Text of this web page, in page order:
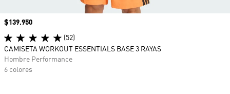
Precio
$139.950
(52)
CAMISETA WORKOUT ESSENTIALS BASE 3 RAYAS
Hombre Performance
6 colores